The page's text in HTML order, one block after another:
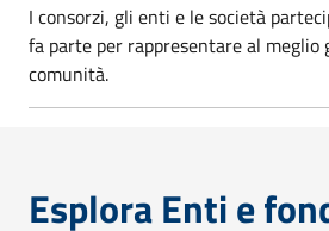
I consorzi, gli enti e le società
fa parte per rappresentare al meglio
comunità.
Esplora Enti e